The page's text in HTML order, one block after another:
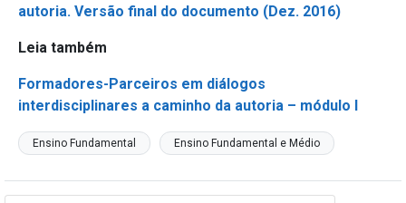
autoria. Versão final do documento (Dez. 2016)
Leia também
Formadores-Parceiros em diálogos
interdisciplinares a caminho da autoria – módulo I
Ensino Fundamental Ensino Fundamental e Médio